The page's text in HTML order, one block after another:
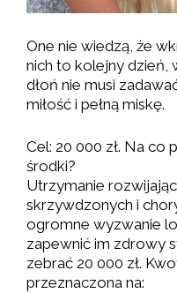
One nie wiedzą, że
nich to kolejny dzień,
dłoń nie musi
miłość i pełną miskę.
Cel: 20 000 zł. Na co
środki?
Utrzymanie
skrzywdzonych i
ogromne wyzwanie
zapewnić im zdrowy
zebrać 20 000 zł.
przeznaczona na: